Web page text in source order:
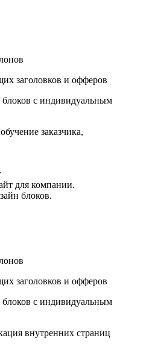
заголовков и офферов
блоков с индивидуальным
заказчика,
для компании.
блоков.
заголовков и офферов
блоков с индивидуальным
внутренних страниц